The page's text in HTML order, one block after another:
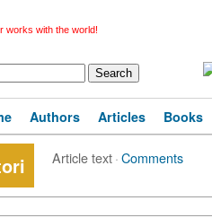
works with the world!
Authors Articles Books
Article text·Comments